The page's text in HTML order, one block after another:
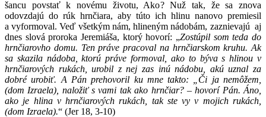
šancu povstať k novému životu, Ako? Nuž tak, že sa znova
odovzdajú do rúk hrnčiara, aby túto ich hlinu nanovo premiesil
a vyformoval. Veď všetkým nám, hlineným nádobám, zaznievajú aj
dnes slová proroka Jeremiáša, ktorý hovorí: „Zostúpil som teda do
hrnčiarovho domu. Ten práve pracoval na hrnčiarskom kruhu. Ak
sa skazila nádoba, ktorú práve formoval, ako to býva s hlinou v
hrnčiarových rukách, urobil z nej zas inú nádobu, akú uznal za
dobré urobiť. A Pán prehovoril ku mne takto: „Či ja nemôžem,
(dom Izraela), naložiť s vami tak ako hrnčiar? – hovorí Pán. Áno,
ako je hlina v hrnčiarových rukách, tak ste vy v mojich rukách,
(dom Izraela).“ (Jer 18, 3-10)